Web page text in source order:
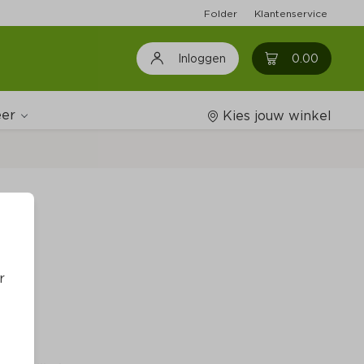
Folder Klantenservice
Inloggen 0.00 0
Kies jouw winkel